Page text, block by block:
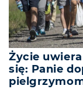
Życie
się: Panie